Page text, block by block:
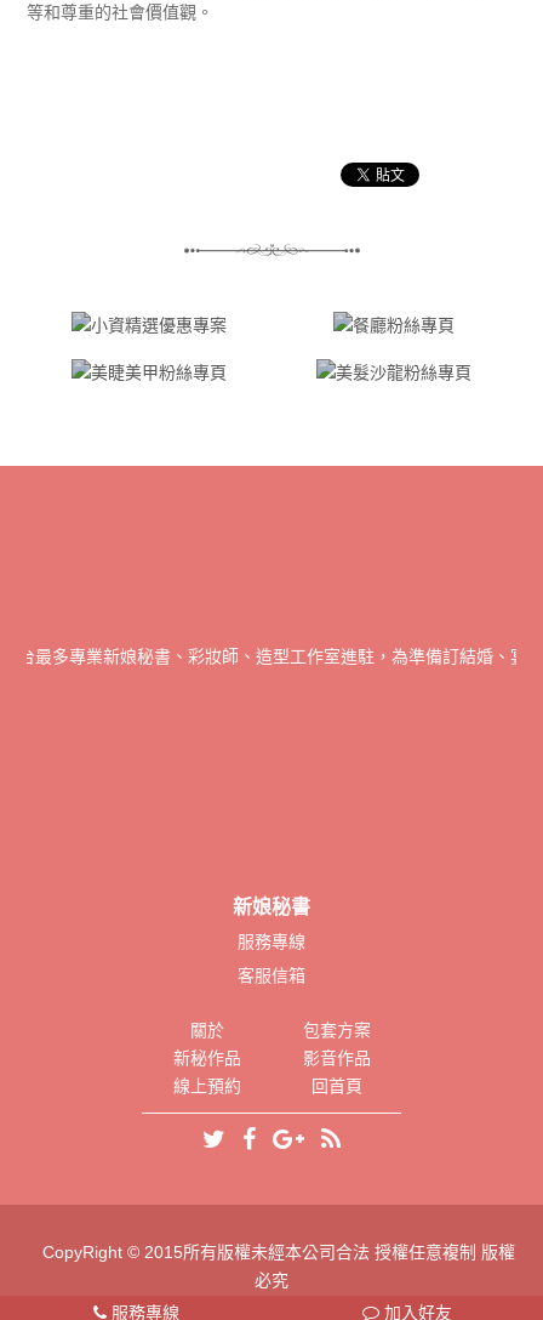
等和尊重的社會價值觀。
台最多專業新娘秘書、彩妝師、造型工作室進駐，為準備訂結婚、宴
新娘秘書
服務專線
客服信箱
關於
包套方案
新秘作品
影音作品
線上預約
回首頁
CopyRight © 2015所有版權未經本公司合法 授權任意複制 版權
必究
服務專線
加入好友